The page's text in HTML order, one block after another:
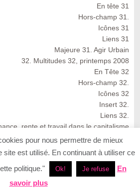
En tête 31
Hors-champ 31.
Icônes 31
Liens 31
Majeure 31. Agir Urbain
32. Multitudes 32, printemps 2008
En Tête 32
Hors-champ 32.
Icônes 32
Insert 32.
Liens 32.
rente et travail dans le capitalisme
cognitif
Multitudes 32 : Spring 2008
33. Multitudes 33 : Summer 2008
pour nous permettre de mieux
est utilisé. En continuant à utiliser ce
politique."
Ok! Je refuse
En
savoir plus